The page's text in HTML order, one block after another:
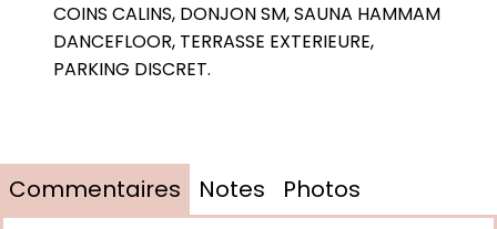
COINS CALINS, DONJON SM, SAUNA HAMMAM
DANCEFLOOR, TERRASSE EXTERIEURE,
PARKING DISCRET.
Commentaires Notes Photos